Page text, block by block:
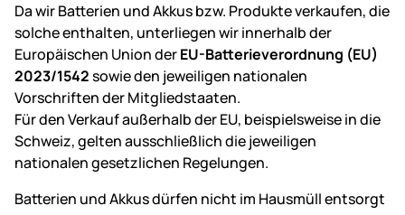
Da wir Batterien und Akkus bzw. Produkte verkaufen, die
solche enthalten, unterliegen wir innerhalb der
Europäischen Union derEU-Batterieverordnung (EU)
2023/1542sowie den jeweiligen nationalen
Vorschriften der Mitgliedstaaten.
Für den Verkauf außerhalb der EU, beispielsweise in die
Schweiz, gelten ausschließlich die jeweiligen
nationalen gesetzlichen Regelungen.
Batterien und Akkus dürfen nicht im Hausmüll entsorgt